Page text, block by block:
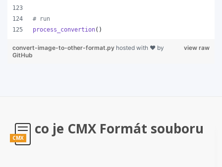
# run
process_convertion()
view raw
convert-image-to-other-format.py hosted with ❤ by
GitHub
CMX
co je CMX Formát souboru